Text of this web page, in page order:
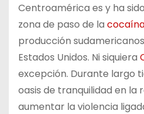
Centroamérica es y ha
zona de paso de la
producción
Estados Unidos. Ni siquiera
excepción. Durante largo
oasis de tranquilidad en la
aumentar la violencia